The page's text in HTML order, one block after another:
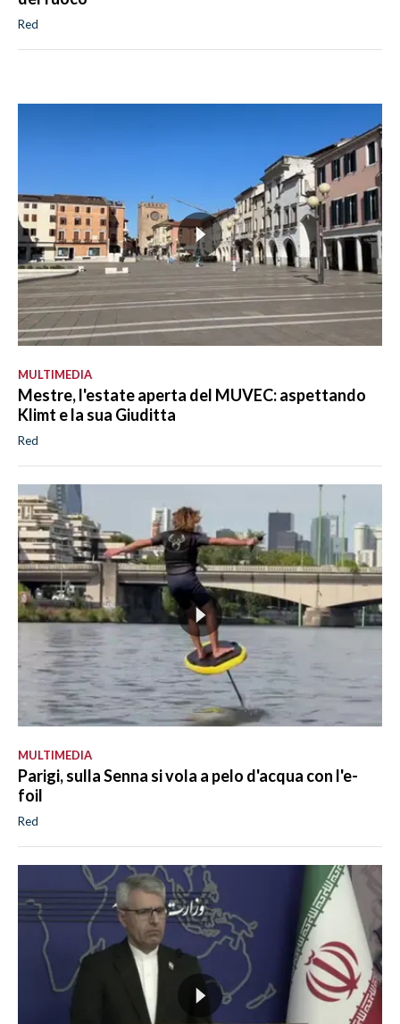
Red
MULTIMEDIA
Mestre, l'estate aperta del MUVEC: aspettando
Klimt e la sua Giuditta
Red
MULTIMEDIA
Parigi, sulla Senna si vola a pelo d'acqua con l'e-
foil
Red